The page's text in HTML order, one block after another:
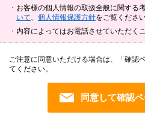
お客様の個人情報の取扱全般に関する考
いて
個人情報保護方針をご覧ください
内容によってはお電話させていただく
ご注意に同意いただける場合は、「確認
てください。